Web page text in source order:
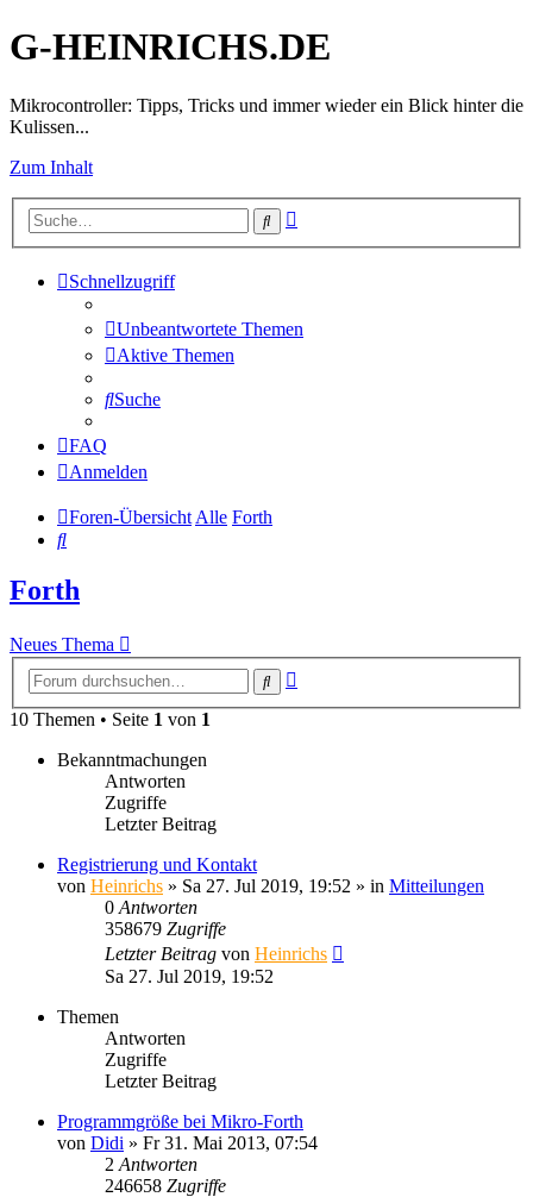
G-HEINRICHS.DE
Mikrocontroller: Tipps, Tricks und immer wieder ein Blick hinter die
Kulissen...
Zum Inhalt
Suche
Schnellzugriff
Unbeantwortete Themen
Aktive Themen
Suche
FAQ
Anmelden
Foren-ÜbersichtAlle Forth
Suche
Forth
Neues Thema
Suche
10 Themen • Seite 1 von 1
Bekanntmachungen
Antworten
Zugriffe
Letzter Beitrag
Registrierung und Kontakt
von Heinrichs » Sa 27. Jul 2019, 19:52 » in Mitteilungen
0 Antworten
358679 Zugriffe
Letzter Beitrag von Heinrichs
Sa 27. Jul 2019, 19:52
Themen
Antworten
Zugriffe
Letzter Beitrag
Programmgröße bei Mikro-Forth
von Didi » Fr 31. Mai 2013, 07:54
2 Antworten
246658 Zugriffe